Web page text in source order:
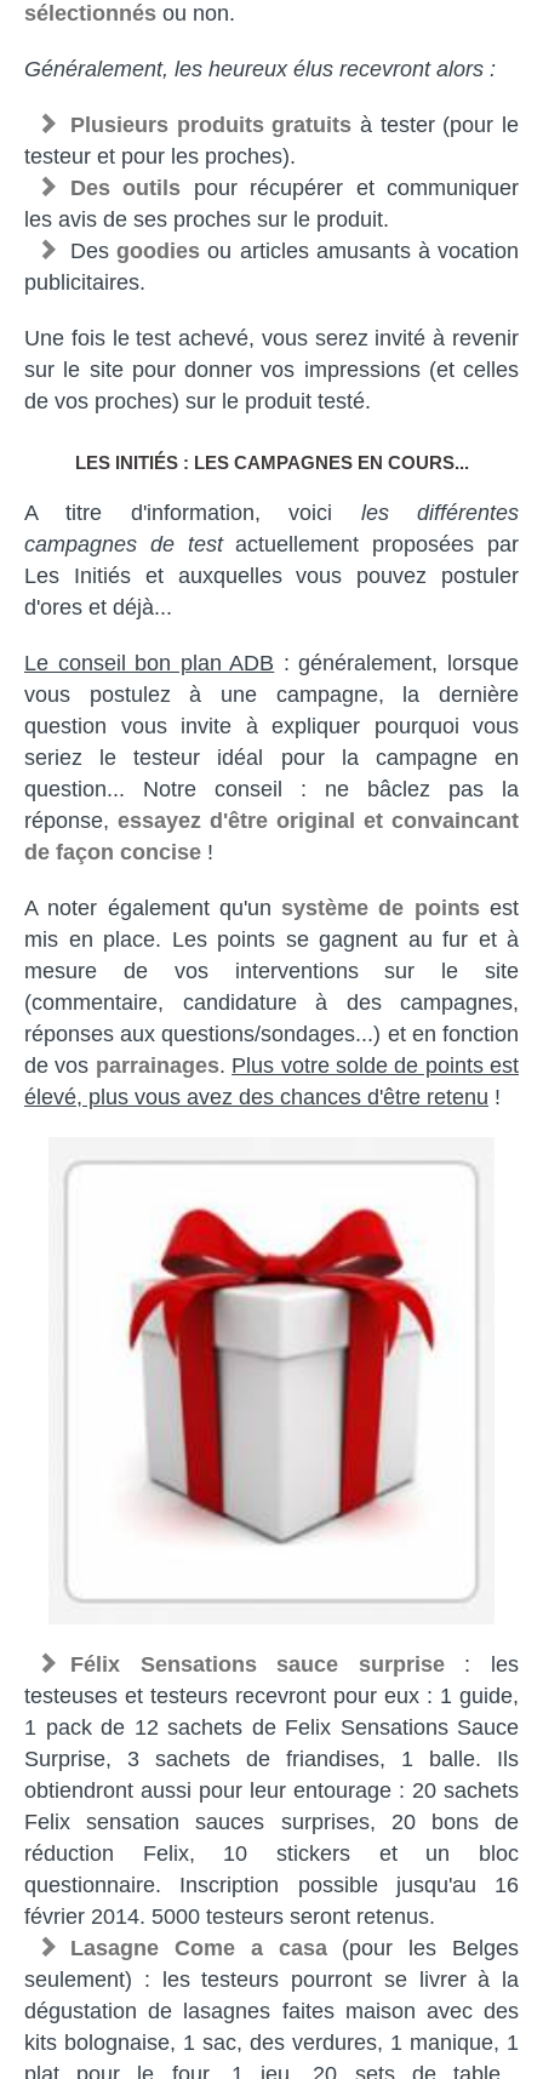
sélectionnés ou non.
Généralement, les heureux élus recevront alors :
Plusieurs produits gratuits à tester (pour le
testeur et pour les proches).
Des outils pour récupérer et communiquer
les avis de ses proches sur le produit.
Desgoodies ou articles amusants à vocation
publicitaires.
Une fois le test achevé, vous serez invité à revenir
sur le site pour donner vos impressions (et celles
de vos proches) sur le produit testé.
LES INITIÉS : LES CAMPAGNES EN COURS...
A titre d'information, voici les différentes
campagnes de testactuellement proposées par
Les Initiés et auxquelles vous pouvez postuler
d'ores et déjà...
Le conseil bon plan ADB : généralement, lorsque
vous postulez à une campagne, la dernière
question vous invite à expliquer pourquoi vous
seriez le testeur idéal pour la campagne en
question... Notre conseil : ne bâclez pas la
réponse, essayez d'être original et convaincant
de façon concise !
A noter également qu'un système de pointsest
mis en place. Les points se gagnent au fur et à
mesure de vos interventions sur le site
(commentaire, candidature à des campagnes,
réponses aux questions/sondages...) et en fonction
de vos parrainages. Plus votre solde de points est
élevé, plus vous avez des chances d'être retenu !
Félix Sensations sauce surprise: les
testeuses et testeurs recevront pour eux : 1 guide,
1 pack de 12 sachets de Felix Sensations Sauce
Surprise, 3 sachets de friandises, 1 balle. Ils
obtiendront aussi pour leur entourage : 20 sachets
Felix sensation sauces surprises, 20 bons de
réduction Felix, 10 stickers et un bloc
questionnaire. Inscription possible jusqu'au 16
février 2014. 5000 testeurs seront retenus.
Lasagne Come a casa(pour les Belges
seulement) : les testeurs pourront se livrer à la
dégustation de lasagnes faites maison avec des
kits bolognaise, 1 sac, des verdures, 1 manique, 1